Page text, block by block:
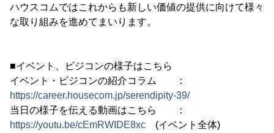
ハウスコムではこれからも新しい価値の提供に向けて様々
な取り組みを進めてまいります。
■イベント、ビジコンの様子はこちら
イベント・ビジコンの紹介コラム ：
https://career.housecom.jp/serendipity-39/
当日の様子を伝える動画はこちら ：
https://youtu.be/cEmRWIDE8xc (イベント全体)